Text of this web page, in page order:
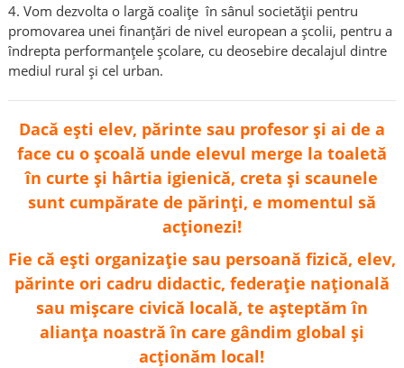
4. Vom dezvolta o largă coalițe în sânul societății pentru
promovarea unei finanțări de nivel european a școlii, pentru a
îndrepta performanţele școlare, cu deosebire decalajul dintre
mediul rural și cel urban.
Dacă ești elev, părinte sau profesor și ai de a
face cu o școală unde elevul merge la toaletă
în curte și hârtia igienică, creta și scaunele
sunt cumpărate de părinți, e momentul să
acționezi!
Fie că ești organizație sau persoană fizică, elev,
părinte ori cadru didactic, federație națională
sau mișcare civică locală, te așteptăm în
alianța noastră în care gândim global și
acționăm local!